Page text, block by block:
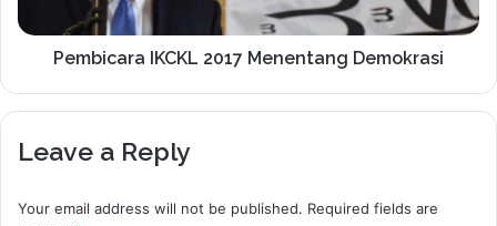
Pembicara IKCKL 2017 Menentang Demokrasi
Leave a Reply
Your email address will not be published. Required fields are